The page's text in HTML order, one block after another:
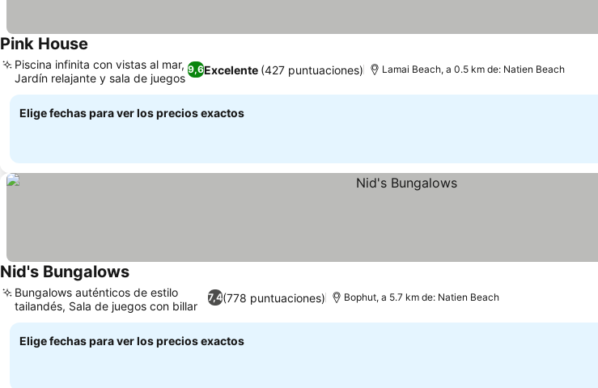
Pink House
9,6Excelente (427 puntuaciones)
Piscina infinita con vistas al mar,
Jardín relajante y sala de juegos
Lamai Beach, a 0.5 km de: Natien Beach
Elige fechas para ver los precios exactos
Nid's Bungalows
7,4(778 puntuaciones)
Bungalows auténticos de estilo
tailandés, Sala de juegos con billar
Bophut, a 5.7 km de: Natien Beach
Elige fechas para ver los precios exactos